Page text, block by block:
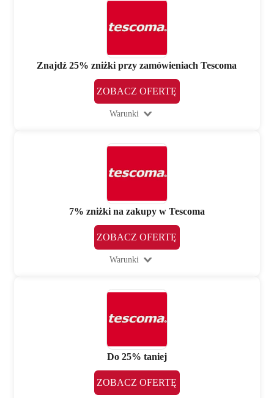
Znajdź 25% zniżki przy zamówieniach Tescoma
ZOBACZ OFERTĘ
Warunki
7% zniżki na zakupy w Tescoma
ZOBACZ OFERTĘ
Warunki
Do 25% taniej
ZOBACZ OFERTĘ